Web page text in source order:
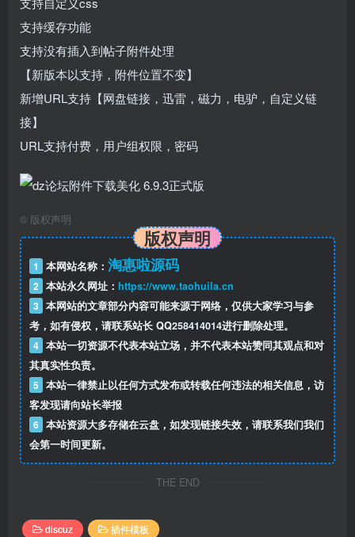
支持缓存功能
支持没有插入到帖子附件处理
【新版本以支持，附件位置不变】
新增URL支持【网盘链接，迅雷，磁力，电驴，自定义链
接】
URL支持付费，用户组权限，密码
© 版权声明
版权声明
1 本网站名称： 淘惠啦源码
2 本站永久网址： https://www.taohuila.cn
3 本网站的文章部分内容可能来源于网络，仅供大家学习与参
考，如有侵权，请联系站长 QQ258414014进行删除处理。
4 本站一切资源不代表本站立场，并不代表本站赞同其观点和对
其真实性负责。
5 本站一律禁止以任何方式发布或转载任何违法的相关信息，访
客发现请向站长举报
6 本站资源大多存储在云盘，如发现链接失效，请联系我们我们
会第一时间更新。
THE END
discuz
插件模板